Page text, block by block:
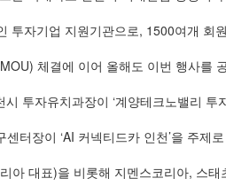
투자기업 지원기관으로, 1500여개 회
체결에 이어 올해도 이번 행사
투자유치과장이 ‘계양테크노밸리 투
터장이 ‘AI 커넥티드카 인천’을 주제
아 대표)을 비롯해 지멘스코리아, 스